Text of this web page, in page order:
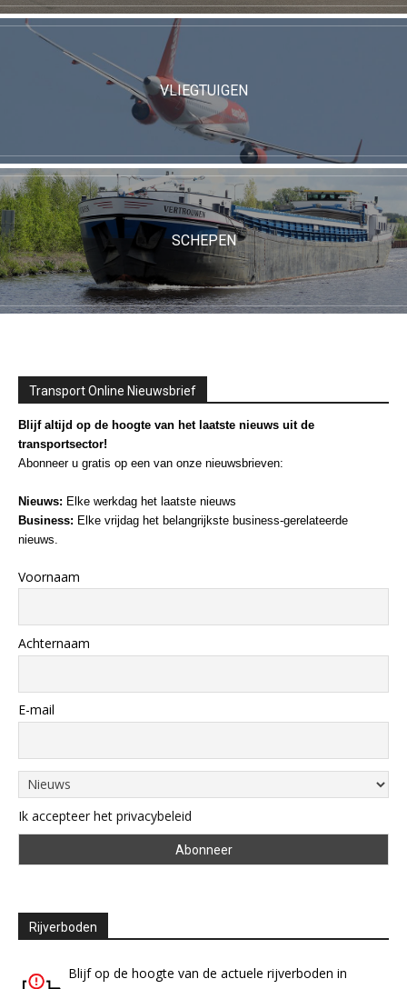
VLIEGTUIGEN
SCHEPEN
Transport Online Nieuwsbrief
Blijf altijd op de hoogte van het laatste nieuws uit de
transportsector!
Abonneer u gratis op een van onze nieuwsbrieven:
Nieuws: Elke werkdag het laatste nieuws
Business: Elke vrijdag het belangrijkste business-gerelateerde
nieuws.
Voornaam
Achternaam
E-mail
Ik accepteer het privacybeleid
Rijverboden
Blijf op de hoogte van de actuele rijverboden in